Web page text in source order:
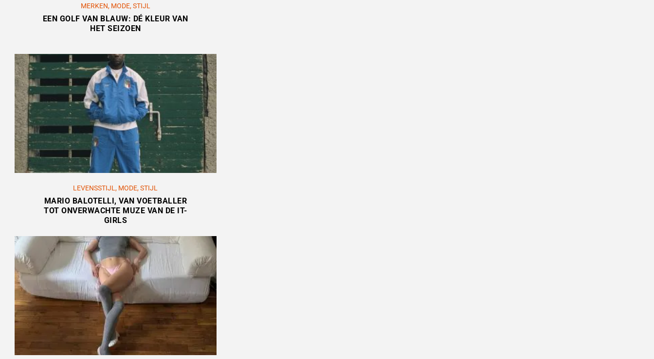
MERKEN, MODE,STIJL
EEN GOLF VAN BLAUW: DÉ KLEUR VAN
HET SEIZOEN
LEVENSSTIJL, MODE,STIJL
MARIO BALOTELLI, VAN VOETBALLER
TOT ONVERWACHTE MUZE VAN DE IT-
GIRLS